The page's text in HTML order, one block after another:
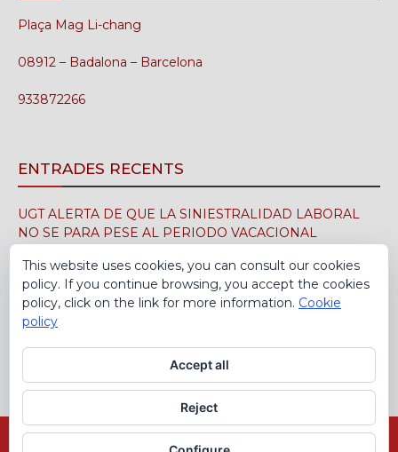
Plaça Mag Li-chang
08912 – Badalona – Barcelona
933872266
ENTRADES RECENTS
UGT ALERTA DE QUE LA SINIESTRALIDAD LABORAL
NO SE PARA PESE AL PERIODO VACACIONAL
UGT FICA FIRMA EN EL SIMA EL CONVENIO
COLECTIVO DE LA INDUSTRIA DEL CALZADO PARA EL
PERÍODO 2026-2029
30 de juliol de 2026
Avís Legal Política de cookies
This website uses cookies, you can consult our cookies
policy. If you continue browsing, you accept the cookies
policy, click on the link for more information. Cookie
policy
Accept all
Reject